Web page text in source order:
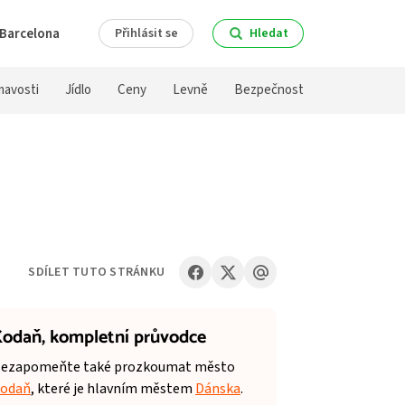
Barcelona Přihlásit se Hledat
Jídlo Ceny Levně Bezpečnost
kompletní průvodce
také prozkoumat město
, které je hlavním městem Dánska.
SDÍLET TUTO STRÁNKU